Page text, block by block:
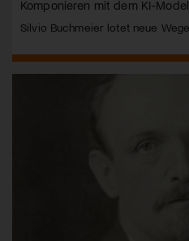
Komponieren mit dem KI-
Silvio Buchmeier lotet neue